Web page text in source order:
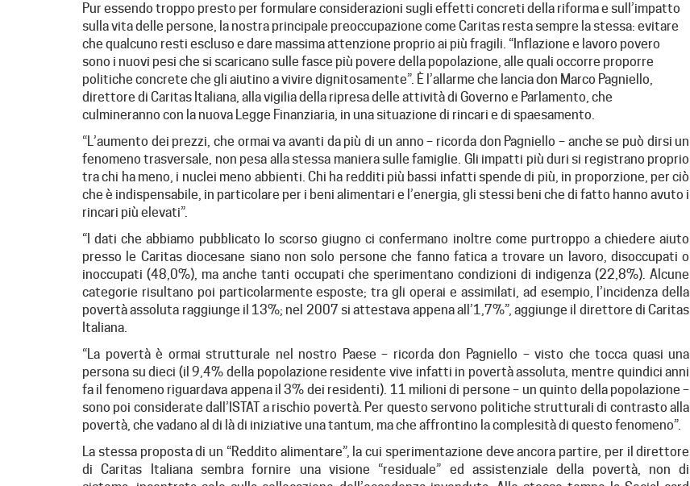
Pur essendo troppo presto per formulare considerazioni sugli effetti concreti della riforma e sull’impatto
sulla vita delle persone, la nostra principale preoccupazione come Caritas resta sempre la stessa: evitare
che qualcuno resti escluso e dare massima attenzione proprio ai più fragili. “Inflazione e lavoro povero
sono i nuovi pesi che si scaricano sulle fasce più povere della popolazione, alle quali occorre proporre
politiche concrete che gli aiutino a vivire dignitosamente”. È l’allarme che lancia don Marco Pagniello,
direttore di Caritas Italiana, alla vigilia della ripresa delle attività di Governo e Parlamento, che
culmineranno con la nuova Legge Finanziaria, in una situazione di rincari e di spaesamento.
“L’aumento dei prezzi, che ormai va avanti da più di un anno – ricorda don Pagniello – anche se può dirsi un
fenomeno trasversale, non pesa alla stessa maniera sulle famiglie. Gli impatti più duri si registrano proprio
tra chi ha meno, i nuclei meno abbienti. Chi ha redditi più bassi infatti spende di più, in proporzione, per ciò
che è indispensabile, in particolare per i beni alimentari e l’energia, gli stessi beni che di fatto hanno avuto i
rincari più elevati”.
“I dati che abbiamo pubblicato lo scorso giugno ci confermano inoltre come purtroppo a chiedere aiuto
presso le Caritas diocesane siano non solo persone che fanno fatica a trovare un lavoro, disoccupati o
inoccupati (48,0%), ma anche tanti occupati che sperimentano condizioni di indigenza (22,8%). Alcune
categorie risultano poi particolarmente esposte; tra gli operai e assimilati, ad esempio, l’incidenza della
povertà assoluta raggiunge il 13%; nel 2007 si attestava appena all’1,7%”, aggiunge il direttore di Caritas
Italiana.
“La povertà è ormai strutturale nel nostro Paese – ricorda don Pagniello – visto che tocca quasi una
persona su dieci (il 9,4% della popolazione residente vive infatti in povertà assoluta, mentre quindici anni
fa il fenomeno riguardava appena il 3% dei residenti). 11 milioni di persone – un quinto della popolazione –
sono poi considerate dall’ISTAT a rischio povertà. Per questo servono politiche strutturali di contrasto alla
povertà, che vadano al di là di iniziative una tantum, ma che affrontino la complesità di questo fenomeno”.
La stessa proposta di un “Reddito alimentare”, la cui sperimentazione deve ancora partire, per il direttore
di Caritas Italiana sembra fornire una visione “residuale” ed assistenziale della povertà, non di
EMERGENZA IN VENEZUELA
(AGG. 1° AGOSTO)
Dopo il sisma la solidarietà non si ferma:
oltre 15 mila tonnellate di aiuti già
distribuite È La Guaira la…